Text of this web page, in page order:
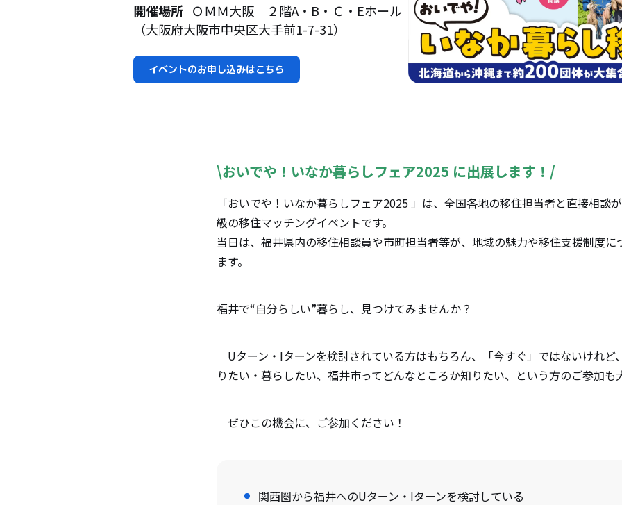
開催場所 ＯＭＭ大阪 ２階A・B・Ｃ・Eホール
（大阪府大阪市中央区大手前1-7-31）
イベントのお申し込みはこちら
\おいでや！いなか暮らしフェア2025 に出展します！/
「おいでや！いなか暮らしフェア2025 」は、全国各地の移住担当者と直接相談
級の移住マッチングイベントです。
当日は、福井県内の移住相談員や市町担当者等が、地域の魅力や移住支援制度に
ます。
福井で“自分らしい”暮らし、見つけてみませんか？
Uターン・Iターンを検討されている方はもちろん、「今すぐ」ではないけれど
りたい・暮らしたい、福井市ってどんなところか知りたい、という方のご参加
ぜひこの機会に、ご参加ください！
関西圏から福井へのUターン・Iターンを検討している